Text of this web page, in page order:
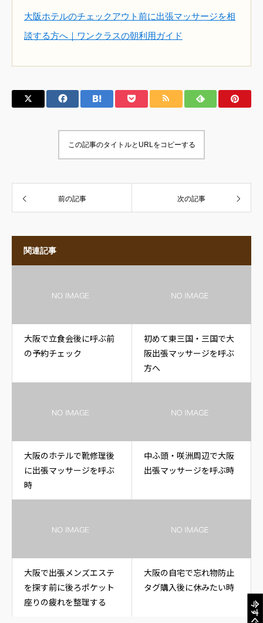
大阪ホテルのチェックアウト前に出張マッサージを相
談する方へ｜ワンクラスの朝利用ガイド
この記事のタイトルとURLをコピーする
前の記事 次の記事
関連記事
大阪で立食会後に呼ぶ前
の予約チェック
初めて東三国・三国で大
阪出張マッサージを呼ぶ
方へ
大阪のホテルで靴修理後
に出張マッサージを呼ぶ
時
中ふ頭・咲洲周辺で大阪
出張マッサージを呼ぶ時
大阪で出張メンズエステ
を探す前に後ろポケット
座りの疲れを整理する
大阪の自宅で忘れ物防止
タグ購入後に休みたい時